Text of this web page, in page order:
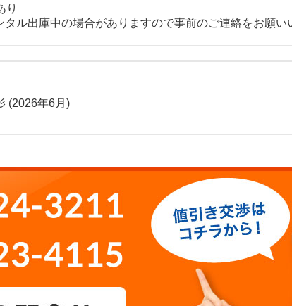
り
ル出庫中の場合がありますので事前のご連絡をお願い
(2026年6月)